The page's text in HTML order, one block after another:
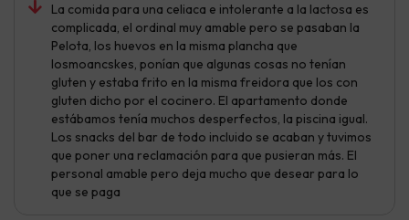
La comida para una celiaca e intolerante a la lactosa es
complicada, el ordinal muy amable pero se pasaban la
Pelota, los huevos en la misma plancha que
losmoancskes, ponían que algunas cosas no tenían
gluten y estaba frito en la misma freidora que los con
gluten dicho por el cocinero. El apartamento donde
estábamos tenía muchos desperfectos, la piscina igual.
Los snacks del bar de todo incluido se acaban y tuvimos
que poner una reclamación para que pusieran más. El
personal amable pero deja mucho que desear para lo
que se paga